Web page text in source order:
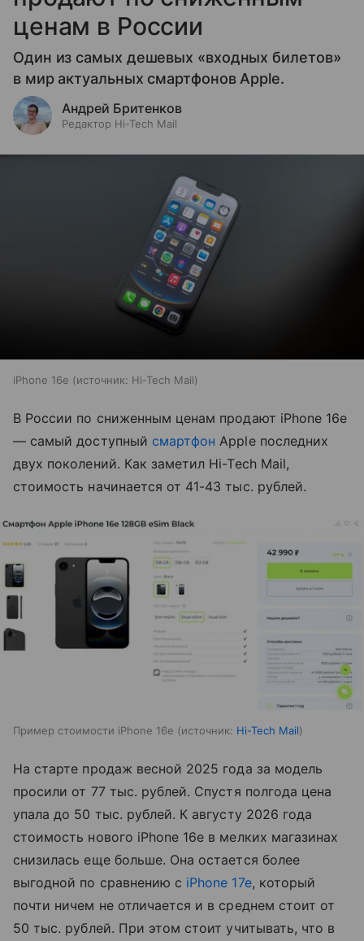
ценам в России
Один из самых дешевых «входных билетов»
в мир актуальных смартфонов Apple.
Андрей Бритенков
Редактор Hi-Tech Mail
iPhone 16e источник: Hi-Tech Mail
В России по сниженным ценам продают iPhone 16e
— самый доступный смартфон Apple последних
двух поколений. Как заметил Hi-Tech Mail,
стоимость начинается от 41-43 тыс. рублей.
Пример стоимости iPhone 16e источник: Hi-Tech Mail
На старте продаж весной 2025 года за модель
просили от 77 тыс. рублей. Спустя полгода цена
упала до 50 тыс. рублей. К августу 2026 года
стоимость нового iPhone 16e в мелких магазинах
снизилась еще больше. Она остается более
выгодной по сравнению с iPhone 17e, который
почти ничем не отличается и в среднем стоит от
50 тыс. рублей. При этом стоит учитывать, что в